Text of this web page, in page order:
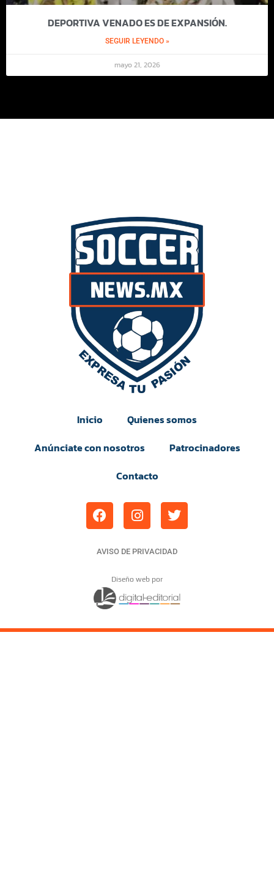
DEPORTIVA VENADO ES DE EXPANSIÓN.
SEGUIR LEYENDO »
mayo 21, 2026
Inicio
Quienes somos
Anúnciate con nosotros
Patrocinadores
Contacto
AVISO DE PRIVACIDAD
Diseño web por